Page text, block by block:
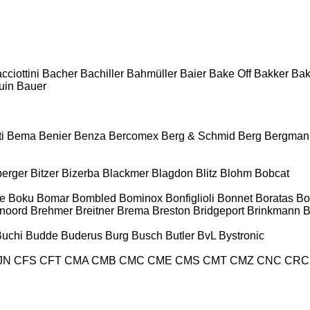
Bacher Bachiller Bahmüller Baier Bake Off Bakker
Bauer
Bema Benier Benza Bercomex Berg & Schmid Berg
Bitzer Bizerba Blackmer Blagdon Blitz Blohm Bobcat
Boku Bomar Bombled Bominox Bonfiglioli Bonnet Boratas
Brehmer Breitner Brema Breston Bridgeport Brinkmann
Budde Buderus Burg Busch Butler BvL Bystronic
CFS CFT CMA CMB CMC CME CMS CMT CMZ CNC